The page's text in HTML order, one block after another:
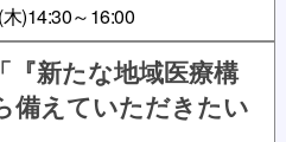
)14:30～16:00
『新たな地域医療構
備えていただきたい